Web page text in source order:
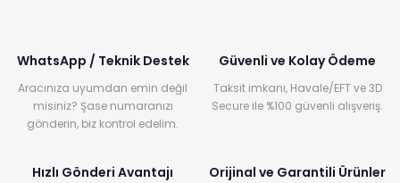
WhatsApp / Teknik Destek
Aracınıza uyumdan emin değil
misiniz? Şase numaranızı
gönderin, biz kontrol edelim.
Güvenli ve Kolay Ödeme
Taksit imkanı, Havale/EFT ve 3D
Secure ile %100 güvenli alışveriş.
Hızlı Gönderi Avantajı Orijinal ve Garantili Ürünler